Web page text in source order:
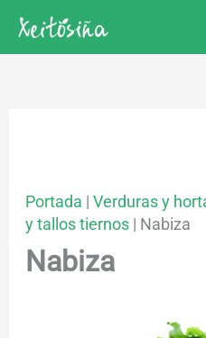
Portada | Verduras y
y tallos tiernos| Nabiza
Nabiza